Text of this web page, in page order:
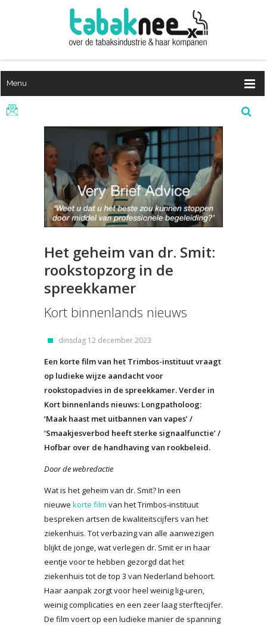
Menu
Het geheim van dr. Smit:
rookstopzorg in de
spreekkamer
Kort binnenlands nieuws
dinsdag 12 december 2023
Een korte film van het Trimbos-instituut vraagt
op ludieke wijze aandacht voor
rookstopadvies in de spreekkamer. Verder in
Kort binnenlands nieuws: Longpatholoog:
‘Maak haast met uitbannen van vapes’ /
‘Smaakjesverbod heeft sterke signaalfunctie’ /
Hofbar over de handhaving van rookbeleid.
Door de webredactie
Wat is het geheim van dr. Smit? In een
nieuwe korte film van het Trimbos-instituut
bespreken artsen de kwaliteitscijfers van het
ziekenhuis. Tot verbazing van alle aanwezigen
blijkt de jonge, wat verlegen dr. Smit er in haar
eentje voor te hebben gezorgd dat het
ziekenhuis tot de top 3 van Nederland behoort.
Haar aanpak zorgt voor heel weinig lig-uren,
weinig complicaties en een zeer laag sterftecijfer.
De film voert op een ludieke manier de spanning